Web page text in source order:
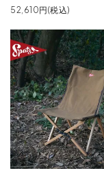
52,610円(税込)